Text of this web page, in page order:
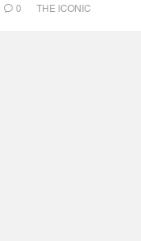
0 THE ICONIC